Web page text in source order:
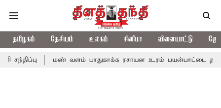
தமிழகம் தேசியம் உலகம் சினிமா விளையாட்டு
மண் வளம் பாதுகாக்க ரசாயன உரம் பயன்பாட்டை தவிர்க்க